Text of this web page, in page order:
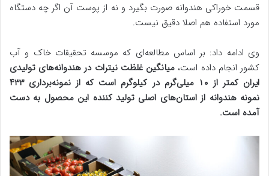
قسمت خوراکی هندوانه صورت بگیرد و نه از پوست آن اگر چه دستگاه
مورد استفاده هم اصلا دقیق نیست.
وی ادامه داد: بر اساس مطالعه‌ای که موسسه تحقیقات خاک و آب
کشور انجام داده است، میانگین غلظت نیترات در هندوانه‌های تولیدی
ایران کمتر از ۱۰ میلی‌گرم در کیلوگرم است که از نمونه‌برداری ۴۳۳
نمونه هندوانه از استان‌های اصلی تولید کننده این محصول به دست
آمده است.